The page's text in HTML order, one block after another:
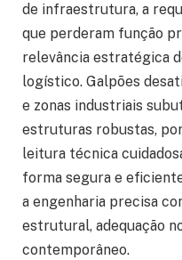
de infraestrutura, a
que perderam função
relevância estratégica
logístico. Galpões
e zonas industriais
estruturas robustas,
leitura técnica
forma segura e
a engenharia precisa
estrutural, adequação
contemporâneo.